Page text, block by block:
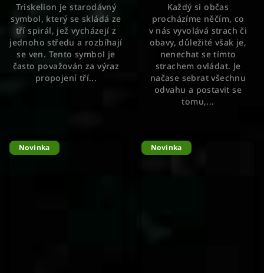
Triskelion je starodávný
symbol, který se skládá ze
tří spirál, jež vycházejí z
jednoho středu a rozbíhají
se ven. Tento symbol je
často považován za výraz
propojení tří...
Každý si občas
procházíme něčím, co
v nás vyvolává strach či
obavy, důležité však je,
nenechat se tímto
strachem ovládat. Je
načase sebrat všechnu
odvahu a postavit se
tomu,...
Novinka Novinka